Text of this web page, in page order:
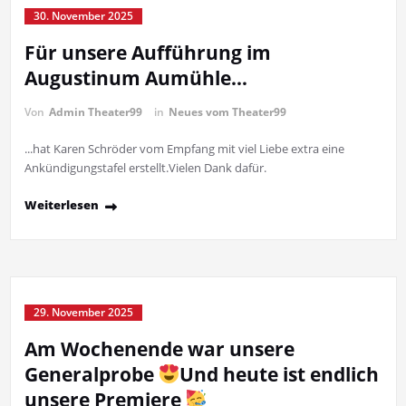
30. November 2025
Für unsere Aufführung im
Augustinum Aumühle…
Von Admin Theater99 in Neues vom Theater99
...hat Karen Schröder vom Empfang mit viel Liebe extra eine
Ankündigungstafel erstellt.Vielen Dank dafür.
Weiterlesen
29. November 2025
Am Wochenende war unsere
Generalprobe
Und heute ist endlich
unsere Premiere